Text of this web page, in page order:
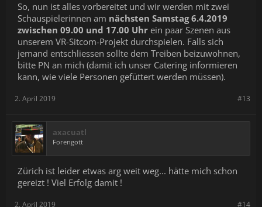
So, nun ist alles vorbereitet und wir werden mit zwei
Schauspielerinnen am nächsten Samstag 6.4.2019
zwischen 09.00 und 17.00 Uhr ein paar Szenen aus
unserem VR-Sitcom-Projekt durchspielen. Falls sich
jemand entschliessen sollte dem Treiben beizuwohnen,
bitte PN an mich (damit ich unser Catering informieren
kann, wie viele Personen gefüttert werden müssen).
#13
2. April 2019
axacuatl
Forengott
Zürich ist leider etwas arg weit weg... hätte mich schon
gereizt ! Viel Erfolg damit !
#14
2. April 2019